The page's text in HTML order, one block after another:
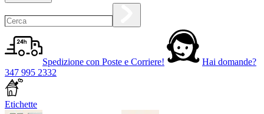
Spedizione con Poste e Corriere!
Hai domande?
347 995 2332
Etichette